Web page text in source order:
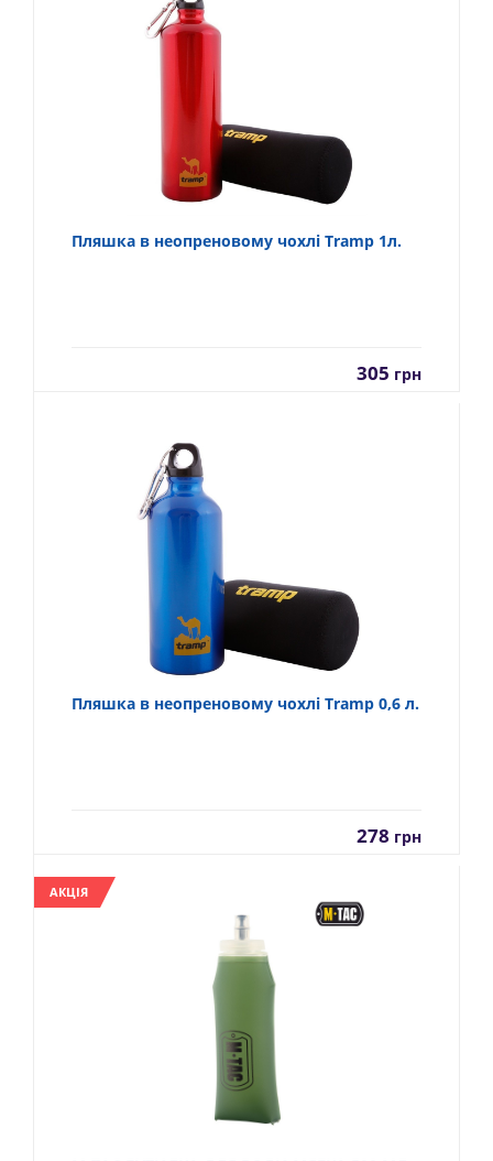
Пляшка в неопреновому чохлі Tramp 1л.
305 грн
Пляшка в неопреновому чохлі Tramp 0,6 л.
278 грн
АКЦІЯ